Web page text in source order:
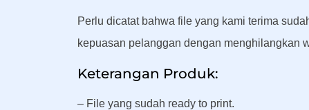
Perlu dicatat bahwa file yang kami terima
kepuasan pelanggan dengan menghilangkan
Keterangan Produk:
– File yang sudah ready to print.